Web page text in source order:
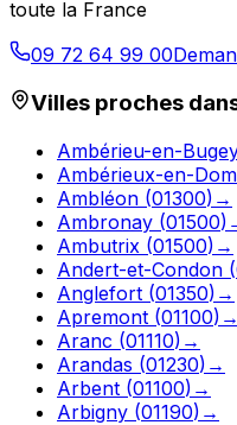
toute la France
09 72 64 99 00
Villes proches
Ambérieu-en-
Ambérieux-en-
Ambléon (01300) →
Ambronay (01500)
Ambutrix (01500) →
Andert-et-Condon (
Anglefort (01350) →
Apremont (01100) →
Aranc (01110) →
Arandas (01230) →
Arbent (01100) →
Arbigny (01190) →